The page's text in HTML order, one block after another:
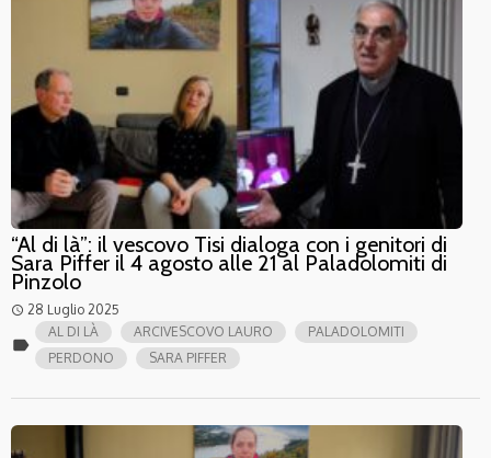
“Al di là”: il vescovo Tisi dialoga con i genitori di
Sara Piffer il 4 agosto alle 21 al Paladolomiti di
Pinzolo
access_time 28 Luglio 2025
label
AL DI LÀ ARCIVESCOVO LAURO
PALADOLOMITI
PERDONO
SARA PIFFER